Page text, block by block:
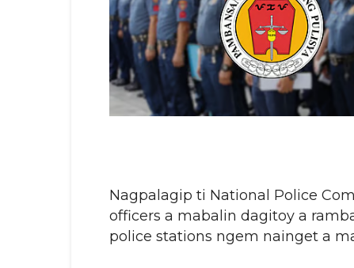
Nagpalagip ti National Police
officers a mabalin dagitoy a
police stations ngem nainget a